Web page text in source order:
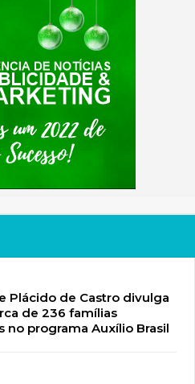
Plácido de Castro divulga
de 236 famílias
no programa Auxílio Brasil